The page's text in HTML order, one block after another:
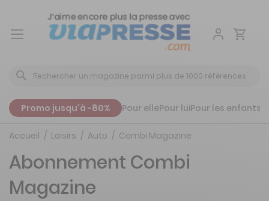
Aller
Promo jusqu'à -80% Pour ellePour luiPour les enfants
Accueil Loisirs Auto Combi Magazine
Abonnement Combi
Magazine